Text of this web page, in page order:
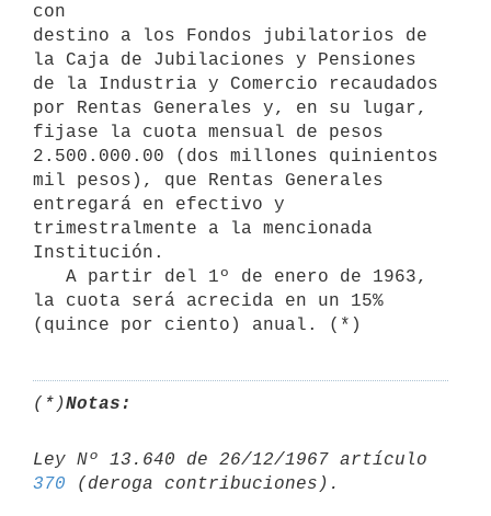
con
destino a los Fondos jubilatorios de
la Caja de Jubilaciones y Pensiones
de la Industria y Comercio recaudados
por Rentas Generales y, en su lugar,
fijase la cuota mensual de pesos
2.500.000.00 (dos millones quinientos
mil pesos), que Rentas Generales
entregará en efectivo y
trimestralmente a la mencionada
Institución.
la cuota será acrecida en un 15%
(*)Notas:
370